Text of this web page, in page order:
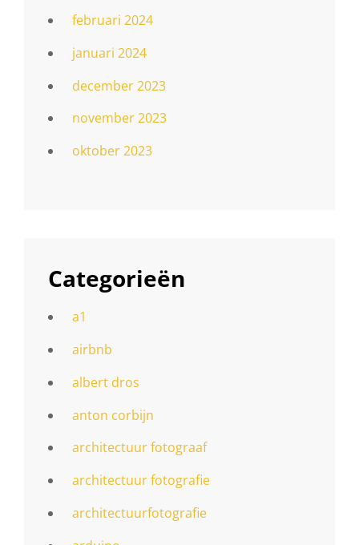
februari 2024
januari 2024
december 2023
november 2023
oktober 2023
Categorieën
a1
airbnb
albert dros
anton corbijn
architectuur fotograaf
architectuur fotografie
architectuurfotografie